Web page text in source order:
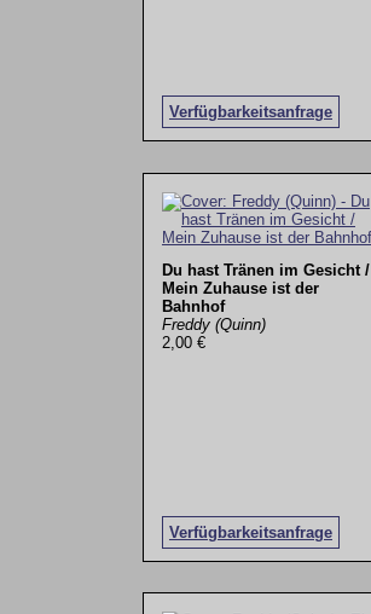
Verfügbarkeitsanfrage
Du hast Tränen im Gesicht /
Mein Zuhause ist der
Bahnhof
Freddy (Quinn)
2,00 €
Verfügbarkeitsanfrage